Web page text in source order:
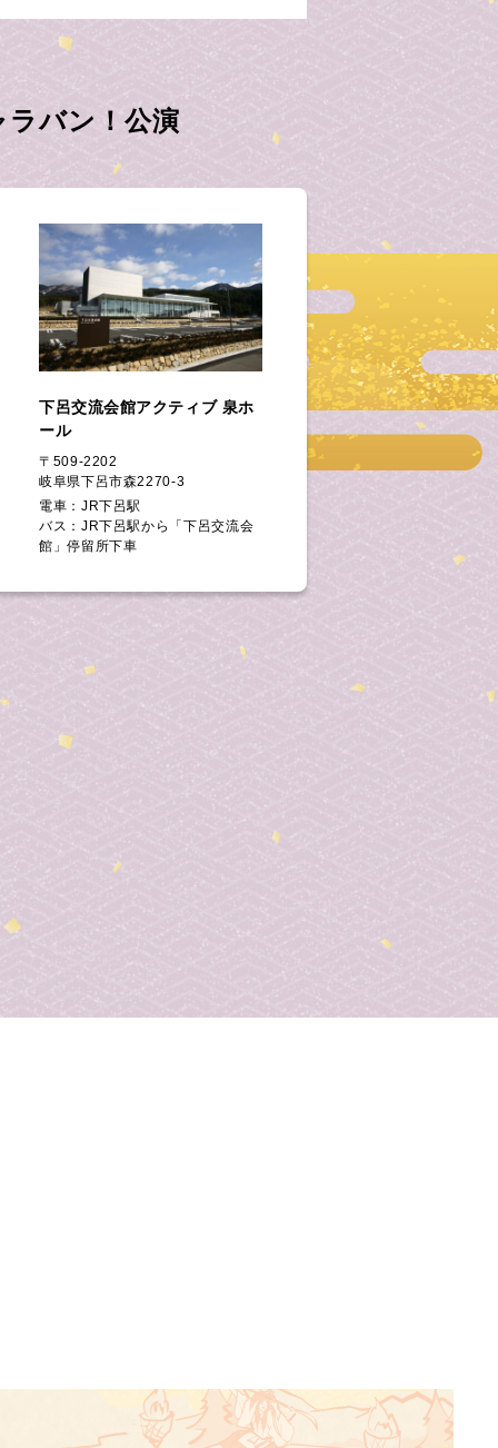
ラバン！公演
下呂交流会館アクティブ 泉ホ
ール
〒509-2202
岐阜県下呂市森2270-3
電車：JR下呂駅
バス：JR下呂駅から「下呂交流会
館」停留所下車